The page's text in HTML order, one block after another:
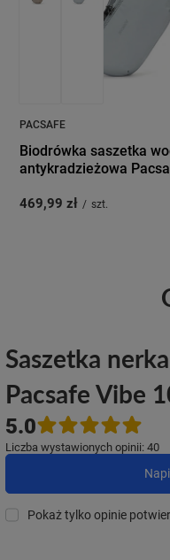
PACSAFE
Biodrówka saszetka
antykradzieżowa
469,99 zł / szt.
Saszetka
Pacsafe Vibe
5.0
Liczba wystawionych opinii: 40
Pokaż tylko opinie